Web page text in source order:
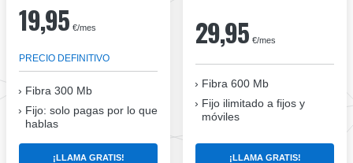
19,95 €/mes
PRECIO DEFINITIVO
Fibra 300 Mb
Fijo: solo pagas por lo que
hablas
¡LLAMA GRATIS!
29,95 €/mes
Fibra 600 Mb
Fijo ilimitado a fijos y
móviles
¡LLAMA GRATIS!